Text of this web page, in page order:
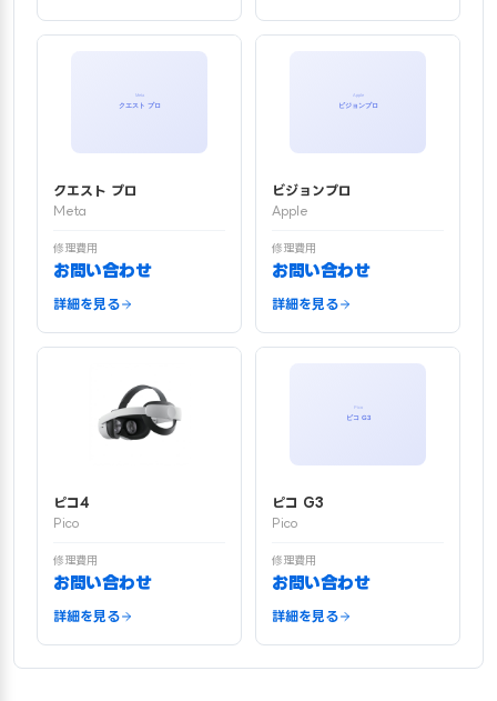
クエスト プロ
Meta
修理費用
お問い合わせ
詳細を見る
ビジョンプロ
Apple
修理費用
お問い合わせ
詳細を見る
ピコ4
Pico
修理費用
お問い合わせ
詳細を見る
ピコ G3
Pico
修理費用
お問い合わせ
詳細を見る